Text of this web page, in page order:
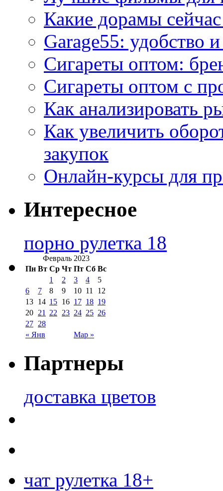
Какие дорамы
Garage55: удобство
Сигареты оптом:
Сигареты оптом с
Как анализировать
Как увеличить
закупок
Онлайн-курсы для
Интересное
порно рулетка 18
Февраль 2023
Пн Вт Ср Чт Пт Сб Вс
« Янв Мар »
1 2 3 4
5
6
7 8 9 10 11
12
13 14 15 16 17 18 19
20 21 22 23 24 25 26
27 28
Партнеры
доставка цветов
чат рулетка 18+